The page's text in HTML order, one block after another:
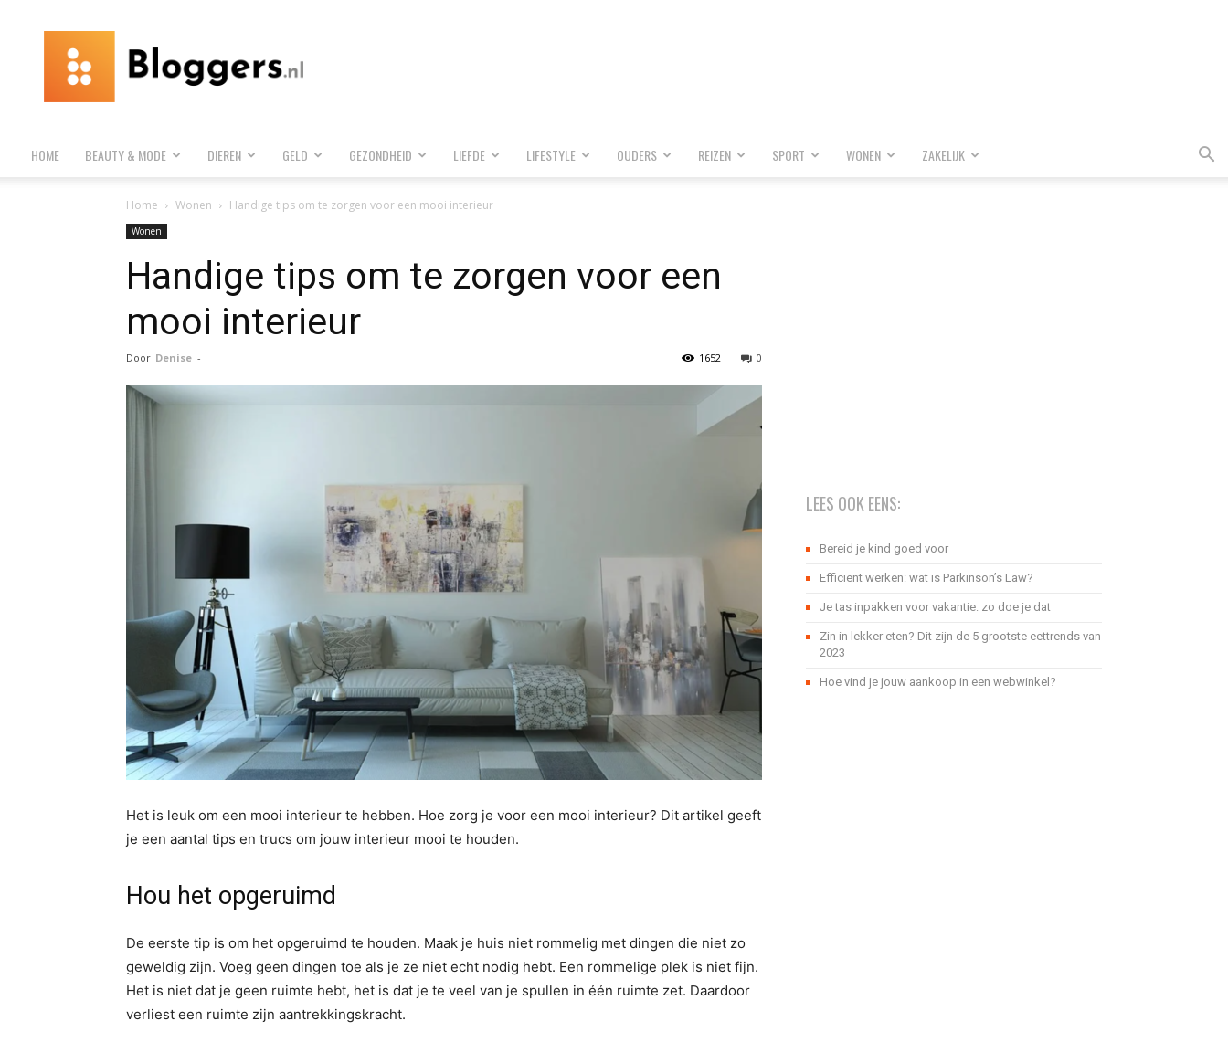
HOME BEAUTY & MODE DIEREN GELD GEZONDHEID LIEFDE LIFESTYLE OUDERS REIZEN SPORT WONEN ZAKELIJK
Home Wonen Handige tips om te zorgen voor een mooi interieur
Wonen
Handige tips om te zorgen voor een
mooi interieur
Door Denise - 0
1652
Het is leuk om een mooi interieur te hebben. Hoe zorg je voor een mooi interieur? Dit artikel geeft
je een aantal tips en trucs om jouw interieur mooi te houden.
Hou het opgeruimd
De eerste tip is om het opgeruimd te houden. Maak je huis niet rommelig met dingen die niet zo
geweldig zijn. Voeg geen dingen toe als je ze niet echt nodig hebt. Een rommelige plek is niet fijn.
Het is niet dat je geen ruimte hebt, het is dat je te veel van je spullen in één ruimte zet. Daardoor
verliest een ruimte zijn aantrekkingskracht.
LEES OOK EENS:
Bereid je kind goed voor
Efficiënt werken: wat is Parkinson’s Law?
Je tas inpakken voor vakantie: zo doe je dat
Zin in lekker eten? Dit zijn de 5 grootste eettrends van
2023
Hoe vind je jouw aankoop in een webwinkel?